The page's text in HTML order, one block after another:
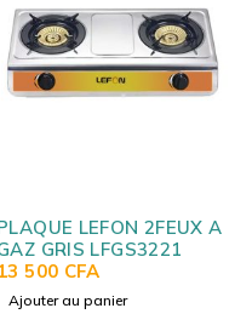
LEFON 2FEUX A
GRIS LFGS3221
13 500 CFA
Ajouter au panier